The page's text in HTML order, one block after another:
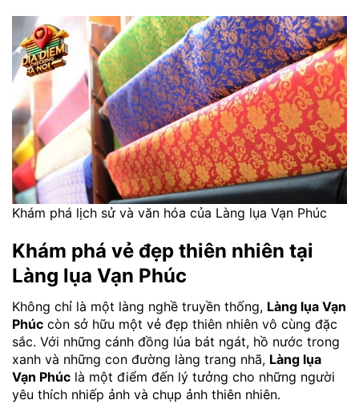
Khám phá lịch sử và văn hóa của Làng lụa Vạn Phúc
Khám phá vẻ đẹp thiên nhiên tại
Làng lụa Vạn Phúc
Không chỉ là một làng nghề truyền thống, Làng lụa Vạn
Phúc còn sở hữu một vẻ đẹp thiên nhiên vô cùng đặc
sắc. Với những cánh đồng lúa bát ngát, hồ nước trong
xanh và những con đường làng trang nhã, Làng lụa
Vạn Phúc là một điểm đến lý tưởng cho những người
yêu thích nhiếp ảnh và chụp ảnh thiên nhiên.